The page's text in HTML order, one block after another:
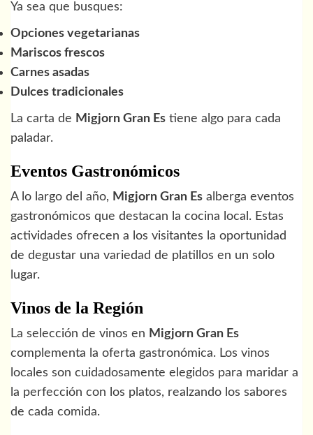
Ya sea que busques:
Opciones vegetarianas
Mariscos frescos
Carnes asadas
Dulces tradicionales
La carta de Migjorn Gran Es tiene algo para cada
paladar.
Eventos Gastronómicos
A lo largo del año, Migjorn Gran Es alberga eventos
gastronómicos que destacan la cocina local. Estas
actividades ofrecen a los visitantes la oportunidad
de degustar una variedad de platillos en un solo
lugar.
Vinos de la Región
La selección de vinos en Migjorn Gran Es
complementa la oferta gastronómica. Los vinos
locales son cuidadosamente elegidos para maridar a
la perfección con los platos, realzando los sabores
de cada comida.